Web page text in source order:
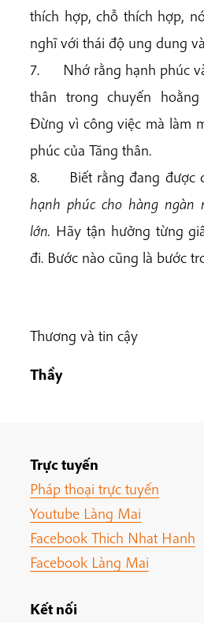
thích hợp, chỗ thích hợp,
nghĩ với thái độ ung dung
7. Nhớ rằng hạnh phúc và
thân trong chuyến
Đừng vì công việc mà làm
phúc của Tăng thân.
8. Biết rằng đang được
hạnh phúc cho hàng ngàn
lớn. Hãy tận hưởng từng
đi. Bước nào cũng là bước
Thương và tin cậy
Thầy
Trực tuyến
Pháp thoại trực tuyến
Youtube Làng Mai
Facebook Thich Nhat Hanh
Facebook Làng Mai
Kết nối